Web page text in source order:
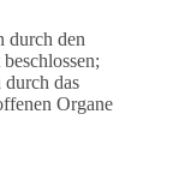
durch den
durch das
Organe